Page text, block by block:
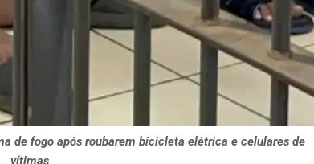
de fogo após roubarem bicicleta elétrica e celulares de
vítimas